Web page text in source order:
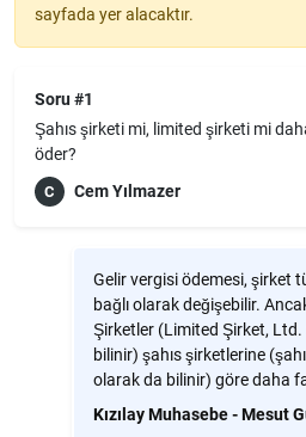
sayfada yer alacaktır.
Soru #1
Şahıs şirketi mi, limited şirketi mi
öder?
C Cem Yılmazer
Gelir vergisi ödemesi, şirket
bağlı olarak değişebilir.
Şirketler (Limited Şirket, Ltd.
bilinir) şahıs şirketlerine
olarak da bilinir) göre daha
Kızılay Muhasebe - Mesut